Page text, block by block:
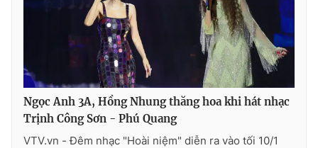
Ngọc Anh 3A, Hồng Nhung thăng hoa khi hát nhạc
Trịnh Công Sơn - Phú Quang
VTV.vn - Đêm nhạc "Hoài niệm" diễn ra vào tối 10/1